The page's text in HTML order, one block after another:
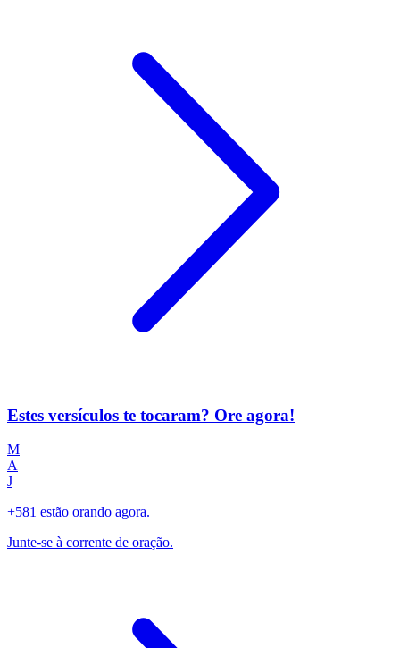
Estes versículos te tocaram? Ore agora!
M
A
J
+581 estão orando agora.
Junte-se à corrente de oração.